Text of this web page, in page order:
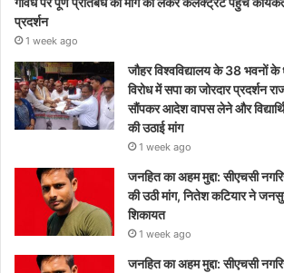
प्रदर्शन
1 week ago
जौहर विश्वविद्यालय के 38 भवनों
विरोध में सपा का जोरदार प्रदर्शन
सौंपकर आदेश वापस लेने और
की उठाई मांग
1 week ago
जनहित का अहम मुद्दा: सीएचसी
की उठी मांग, नितेश कटियार ने
शिकायत
1 week ago
जनहित का अहम मुद्दा: सीएचसी